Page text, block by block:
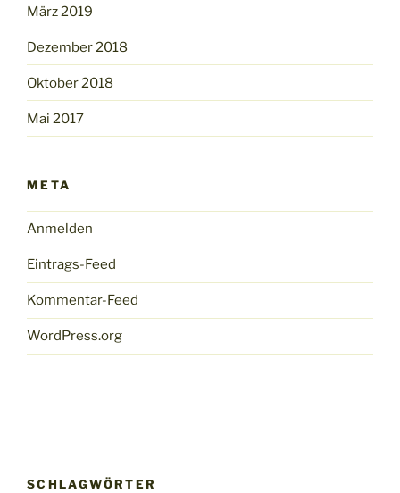
März 2019
Dezember 2018
Oktober 2018
Mai 2017
META
Anmelden
Eintrags-Feed
Kommentar-Feed
WordPress.org
SCHLAGWÖRTER